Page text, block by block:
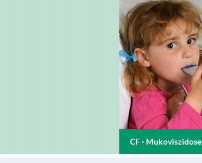
CF · Mukoviszidose